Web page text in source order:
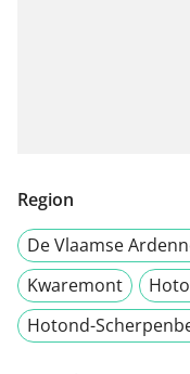
Region
De Vlaamse
Kwaremont
Hotond-